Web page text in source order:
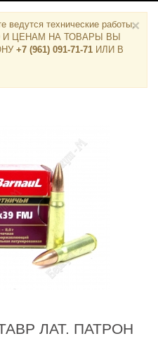
ведутся технические работы.
ЦЕНАМ НА ТОВАРЫ ВЫ
+7 (961) 091-71-71 ИЛИ В
×
ЛАТ. ПАТРОН